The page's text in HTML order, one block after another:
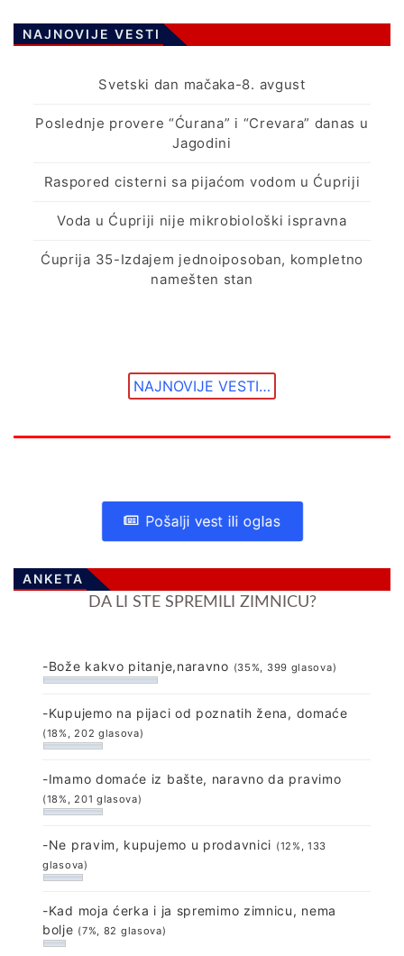
NAJNOVIJE VESTI
Svetski dan mačaka-8. avgust
Poslednje provere “Ćurana” i “Crevara” danas u
Jagodini
Raspored cisterni sa pijaćom vodom u Ćupriji
Voda u Ćupriji nije mikrobiološki ispravna
Ćuprija 35-Izdajem jednoiposoban, kompletno
namešten stan
NAJNOVIJE VESTI…
Pošalji vest ili oglas
ANKETA
DA LI STE SPREMILI ZIMNICU?
-Bože kakvo pitanje,naravno (35%, 399 glasova)
-Kupujemo na pijaci od poznatih žena, domaće
(18%, 202 glasova)
-Imamo domaće iz bašte, naravno da pravimo
(18%, 201 glasova)
-Ne pravim, kupujemo u prodavnici (12%, 133
glasova)
-Kad moja ćerka i ja spremimo zimnicu, nema
bolje (7%, 82 glasova)